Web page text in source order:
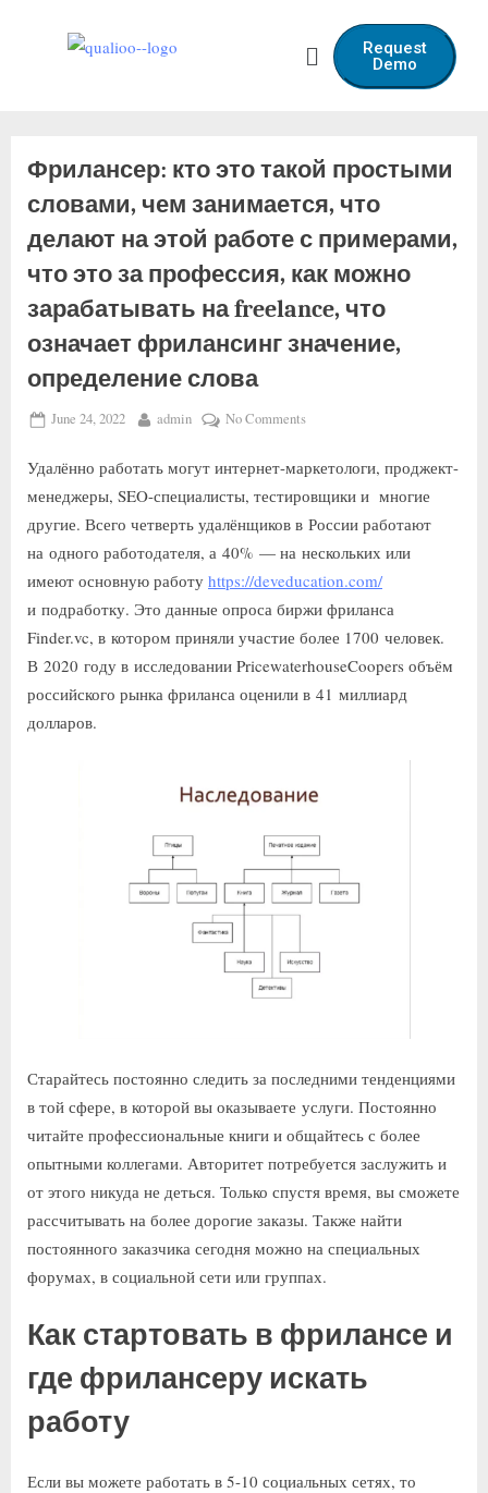
Request
Demo
Фрилансер: кто это такой простыми
словами, чем занимается, что
делают на этой работе с примерами,
что это за профессия, как можно
зарабатывать на freelance, что
означает фрилансинг значение,
определение слова
June 24, 2022 admin No Comments
Удалённо работать могут интернет-маркетологи, проджект-
менеджеры, SEO-специалисты, тестировщики и многие
другие. Всего четверть удалёнщиков в России работают
на одного работодателя, а 40% — на нескольких или
имеют основную работу https://deveducation.com/
и подработку. Это данные опроса биржи фриланса
Finder.vc, в котором приняли участие более 1700 человек.
В 2020 году в исследовании PricewaterhouseCoopers объём
российского рынка фриланса оценили в 41 миллиард
долларов.
Старайтесь постоянно следить за последними тенденциями
в той сфере, в которой вы оказываете услуги. Постоянно
читайте профессиональные книги и общайтесь с более
опытными коллегами. Авторитет потребуется заслужить и
от этого никуда не деться. Только спустя время, вы сможете
рассчитывать на более дорогие заказы. Также найти
постоянного заказчика сегодня можно на специальных
форумах, в социальной сети или группах.
Как стартовать в фрилансе и
где фрилансеру искать
работу
Если вы можете работать в 5-10 социальных сетях, то